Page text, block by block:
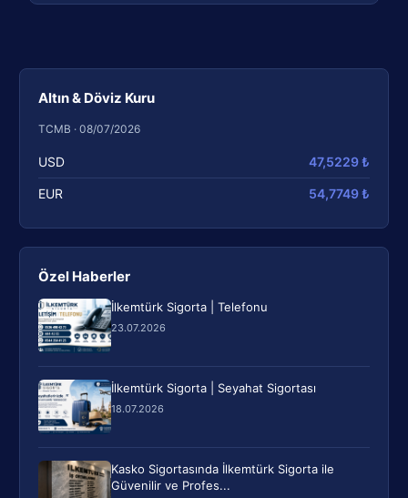
Altın & Döviz Kuru
TCMB · 08/07/2026
USD 47,5229 ₺
EUR 54,7749 ₺
Özel Haberler
İlkemtürk Sigorta | Telefonu
23.07.2026
İlkemtürk Sigorta | Seyahat Sigortası
18.07.2026
Kasko Sigortasında İlkemtürk Sigorta ile
Güvenilir ve Profes...